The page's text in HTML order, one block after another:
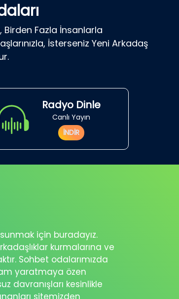
Birden Fazla İnsanlarla
İsterseniz Yeni Arkadaş
Radyo Dinle
Canlı Yayın
İNDİR
için buradayız.
kurmalarına ve
Sohbet odalarımızda
yaratmaya özen
davranışları kesinlikle